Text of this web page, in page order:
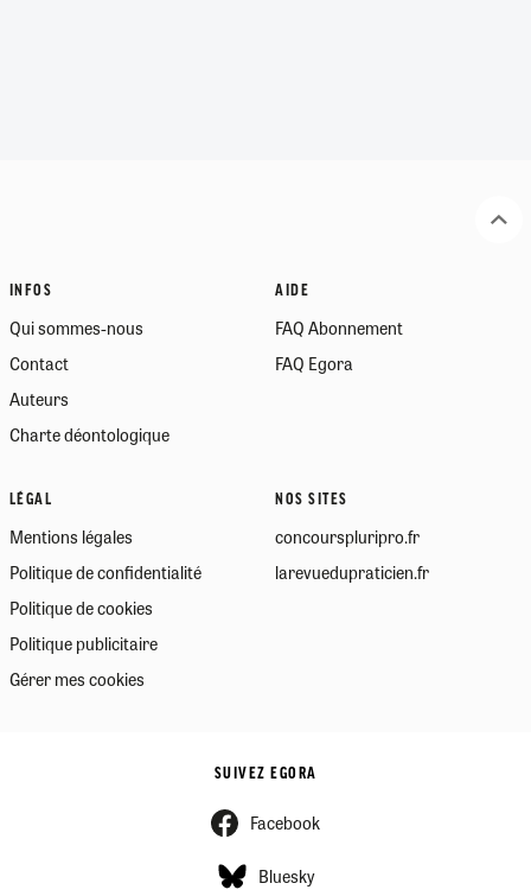
INFOS
Qui sommes-nous
Contact
Auteurs
Charte déontologique
AIDE
FAQ Abonnement
FAQ Egora
LÉGAL
Mentions légales
Politique de confidentialité
Politique de cookies
Politique publicitaire
Gérer mes cookies
NOS SITES
concourspluripro.fr
larevuedupraticien.fr
SUIVEZ EGORA
Facebook
Bluesky